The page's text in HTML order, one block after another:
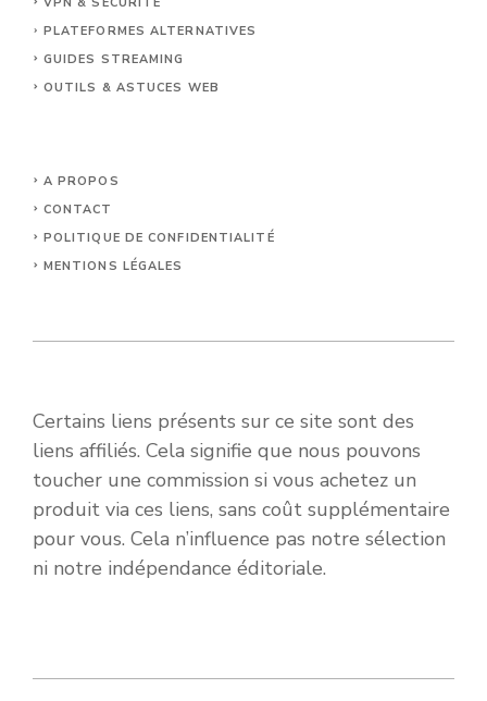
PLATEFORMES ALTERNATIVES
GUIDES STREAMING
OUTILS & ASTUCES WEB
A PROPOS
CONTACT
POLITIQUE DE CONFIDENTIALITÉ
MENTIONS LÉGALES
Certains liens présents sur ce site sont des
liens affiliés. Cela signifie que nous pouvons
toucher une commission si vous achetez un
produit via ces liens, sans coût supplémentaire
pour vous. Cela n’influence pas notre sélection
ni notre indépendance éditoriale.